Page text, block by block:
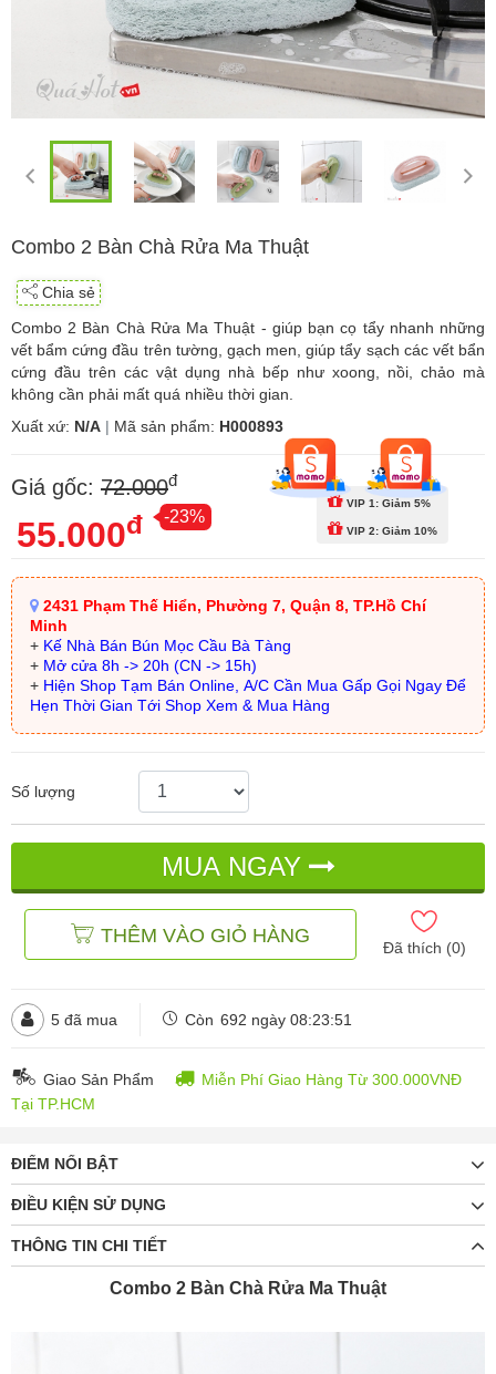
Combo 2 Bàn Chà Rửa Ma Thuật
Chia sẻ
Combo 2 Bàn Chà Rửa Ma Thuật - giúp bạn cọ tẩy nhanh những
vết bẩm cứng đầu trên tường, gạch men, giúp tẩy sạch các vết bẩn
cứng đầu trên các vật dụng nhà bếp như xoong, nồi, chảo mà
không cần phải mất quá nhiều thời gian.
Xuất xứ: N/A | Mã sản phẩm: H000893
Giá gốc: 72.000đ
55.000đ -23%
VIP 1: Giảm 5%
VIP 2: Giảm 10%
2431 Phạm Thế Hiển, Phường 7, Quận 8, TP.Hồ Chí
Minh
+ Kế Nhà Bán Bún Mọc Cầu Bà Tàng
+ Mở cửa 8h -> 20h (CN -> 15h)
+ Hiện Shop Tạm Bán Online, A/C Cần Mua Gấp Gọi Ngay Để
Hẹn Thời Gian Tới Shop Xem & Mua Hàng
Số lượng
MUA NGAY
THÊM VÀO GIỎ HÀNG
Đã thích (0)
5 đã mua Còn 692 ngày 08:23:49
Giao Sản Phẩm
Miễn Phí Giao Hàng Từ 300.000VNĐ
Tại TP.HCM
ĐIỂM NỔI BẬT
ĐIỀU KIỆN SỬ DỤNG
THÔNG TIN CHI TIẾT
Combo 2 Bàn Chà Rửa Ma Thuật